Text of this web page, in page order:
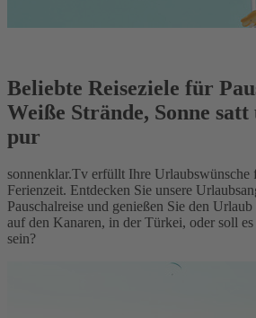
Beliebte Reiseziele für
Weiße Strände, Sonne
pur
sonnenklar.Tv erfüllt Ihre Urlaubswünsche
Ferienzeit. Entdecken Sie unsere
Pauschalreise und genießen Sie den
auf den Kanaren, in der Türkei, oder soll
sein?